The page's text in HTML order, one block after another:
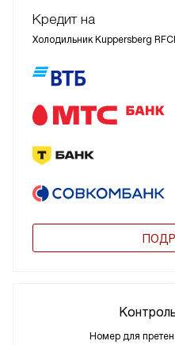
Кредит на
Холодильник Kuppersberg
Номер для